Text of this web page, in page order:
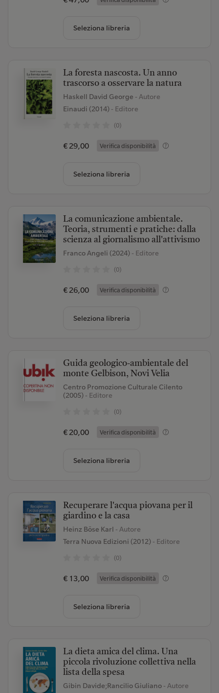
Seleziona libreria
La foresta nascosta. Un anno
trascorso a osservare la natura
Haskell David George - Autore
Einaudi (2014)- Editore
(0)
€ 29,00 Verifica disponibilità
Seleziona libreria
La comunicazione ambientale.
Teoria, strumenti e pratiche: dalla
scienza al giornalismo all'attivismo
Franco Angeli (2024)- Editore
(0)
€ 26,00 Verifica disponibilità
Seleziona libreria
Guida geologico-ambientale del
monte Gelbison, Novi Velia
Centro Promozione Culturale Cilento
(2005)- Editore
(0)
€ 20,00 Verifica disponibilità
Seleziona libreria
Recuperare l'acqua piovana per il
giardino e la casa
Heinz Böse Karl - Autore
Terra Nuova Edizioni (2012)- Editore
(0)
€ 13,00 Verifica disponibilità
Seleziona libreria
La dieta amica del clima. Una
piccola rivoluzione collettiva nella
lista della spesa
Gibin Davide;Rancilio Giuliano - Autore